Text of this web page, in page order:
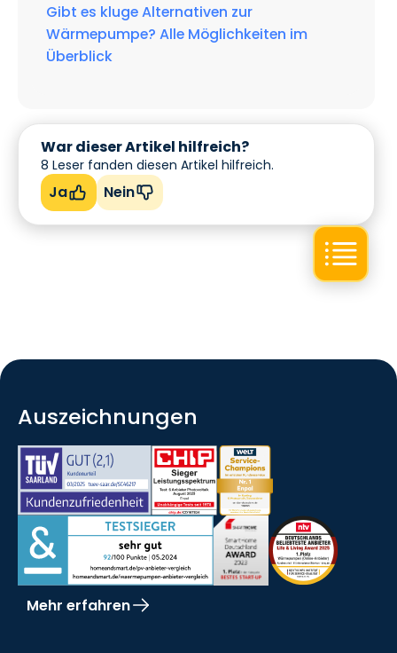
Gibt es kluge Alternativen zur
Wärmepumpe? Alle Möglichkeiten im
Überblick
War dieser Artikel hilfreich?
8 Leser fanden diesen Artikel hilfreich.
Ja Nein
Auszeichnungen
Mehr erfahren